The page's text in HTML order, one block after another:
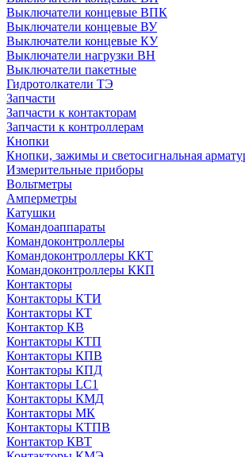
Выключатели концевые ВПК
Выключатели концевые ВУ
Выключатели концевые КУ
Выключатели нагрузки ВН
Выключатели пакетные
Гидротолкатели ТЭ
Запчасти
Запчасти к контакторам
Запчасти к контроллерам
Кнопки
Кнопки, зажимы и светосигнальная
Измерительные приборы
Вольтметры
Амперметры
Катушки
Командоаппараты
Командоконтроллеры
Командоконтроллеры ККТ
Командоконтроллеры ККП
Контакторы
Контакторы КТИ
Контакторы КТ
Контактор КВ
Контакторы КТП
Контакторы КПВ
Контакторы КПД
Контакторы LC1
Контакторы КМД
Контакторы МК
Контакторы КТПВ
Контактор КВТ